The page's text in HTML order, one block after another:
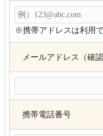
※携帯アドレスは利用
メールアドレス（確認
携帯電話番号